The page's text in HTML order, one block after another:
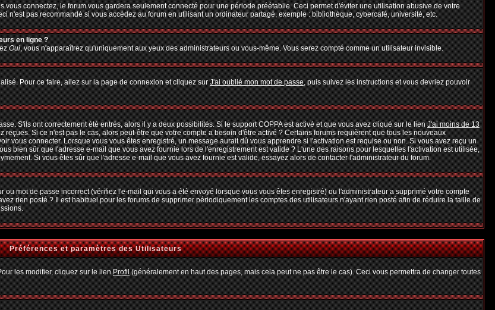
vous connectez, le forum vous gardera seulement connecté pour une période préétablie. Ceci permet d'éviter une utilisation abusive de votre
n'est pas recommandé si vous accédez au forum en utilisant un ordinateur partagé, exemple : bibliothèque, cybercafé, université, etc.
en ligne ?
Oui, vous n'apparaîtrez qu'uniquement aux yeux des administrateurs ou vous-même. Vous serez compté comme un utilisateur invisible.
Pour ce faire, allez sur la page de connexion et cliquez surJ'ai oublié mon mot de passe, puis suivez les instructions et vous devriez pouvoir
S'ils ont correctement été entrés, alors il y a deux possibilités. Si le support COPPA est activé et que vous avez cliqué sur le lienJ'ai moins de 13
Si ce n'est pas le cas, alors peut-être que votre compte a besoin d'être activé ? Certains forums requièrent que tous les nouveaux
vous connecter. Lorsque vous vous êtes enregistré, un message aurait dû vous apprendre si l'activation est requise ou non. Si vous avez reçu un
bien sûr que l'adresse e-mail que vous avez fournie lors de l'enregistrement est valide ? L'une des raisons pour lesquelles l'activation est utilisée,
Si vous êtes sûr que l'adresse e-mail que vous avez fournie est valide, essayez alors de contacter l'administrateur du forum.
mot de passe incorrect (vérifiez l'e-mail qui vous a été envoyé lorsque vous vous êtes enregistré) ou l'administrateur a supprimé votre compte
rien posté ? Il est habituel pour les forums de supprimer périodiquement les comptes des utilisateurs n'ayant rien posté afin de réduire la taille de
Préférences et paramètres des Utilisateurs
les modifier, cliquez sur le lienProfil(généralement en haut des pages, mais cela peut ne pas être le cas). Ceci vous permettra de changer toutes